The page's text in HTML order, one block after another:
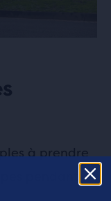
à prendre